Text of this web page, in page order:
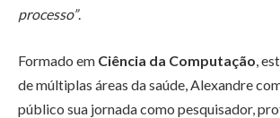
processo”.
Formado em Ciência da Computação,
de múltiplas áreas da saúde, Alexandre
público sua jornada como pesquisador,